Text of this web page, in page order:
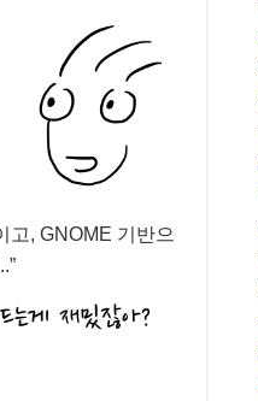
고, GNOME 기반으